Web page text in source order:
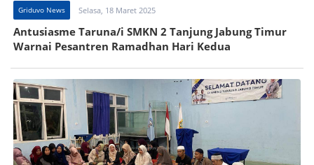
Griduvo News Selasa, 18 Maret 2025
Antusiasme Taruna/i SMKN 2 Tanjung Jabung Timur
Warnai Pesantren Ramadhan Hari Kedua